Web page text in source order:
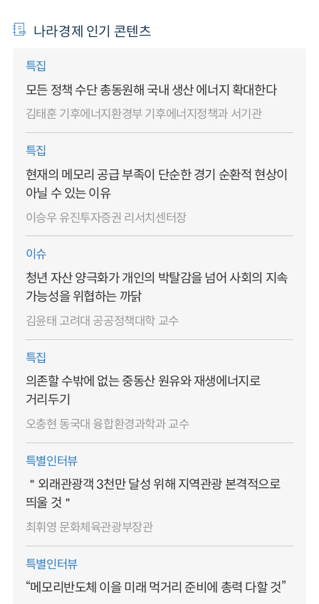
나라경제 인기 콘텐츠
특집
모든 정책 수단 총동원해 국내 생산 에너지 확대한다
김태훈 기후에너지환경부 기후에너지정책과 서기관
특집
현재의 메모리 공급 부족이 단순한 경기 순환적 현상이
아닐 수 있는 이유
이승우 유진투자증권 리서치센터장
이슈
청년 자산 양극화가 개인의 박탈감을 넘어 사회의 지속
가능성을 위협하는 까닭
김윤태 고려대 공공정책대학 교수
특집
의존할 수밖에 없는 중동산 원유와 재생에너지로
거리두기
오충현 동국대 융합환경과학과 교수
특별인터뷰
＂외래관광객 3천만 달성 위해 지역관광 본격적으로
띄울 것＂
최휘영 문화체육관광부장관
특별인터뷰
“메모리반도체 이을 미래 먹거리 준비에 총력 다할 것”